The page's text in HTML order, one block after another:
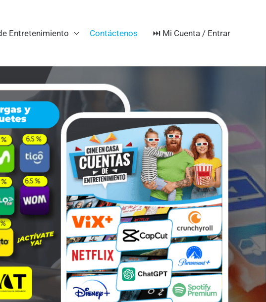
Entretenimiento Contáctenos ⏭️ Mi Cuenta / Entrar